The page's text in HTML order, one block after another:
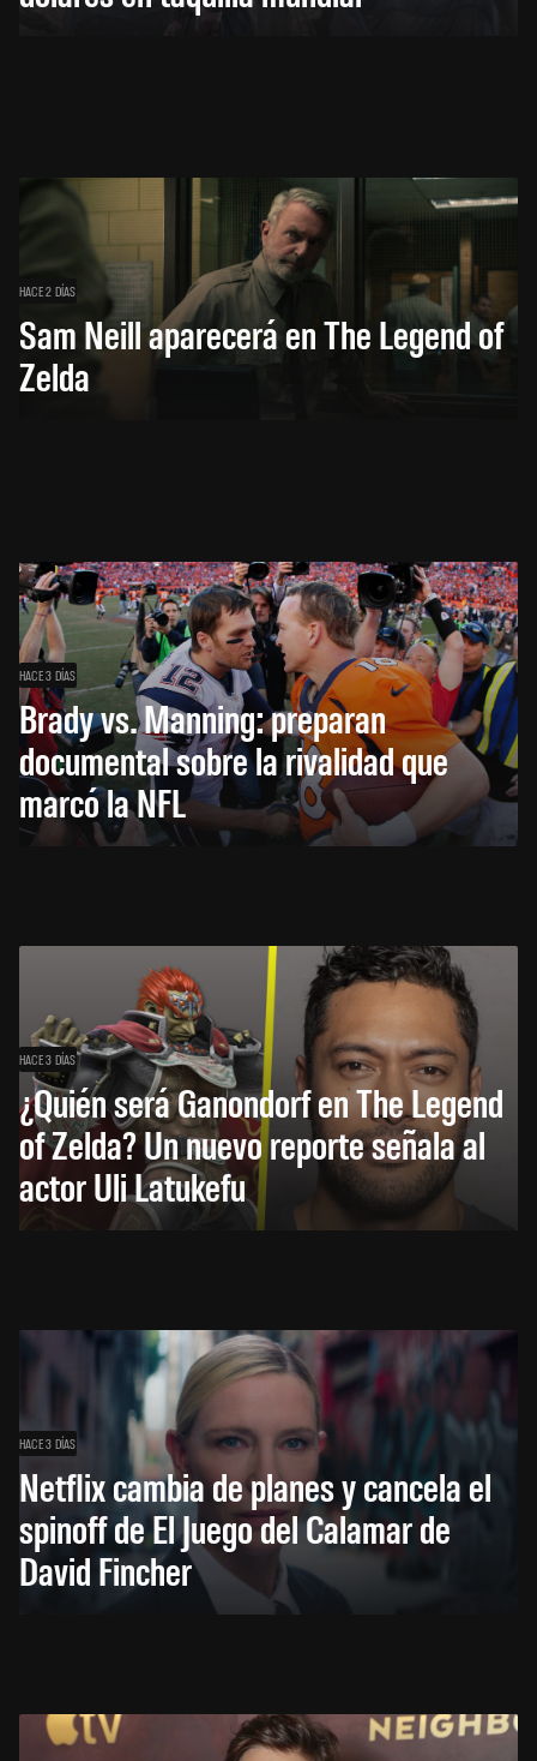
HACE 2 DÍAS
Sam Neill aparecerá en The Legend of
Zelda
HACE 3 DÍAS
Brady vs. Manning: preparan
documental sobre la rivalidad que
marcó la NFL
HACE 3 DÍAS
¿Quién será Ganondorf en The Legend
of Zelda? Un nuevo reporte señala al
actor Uli Latukefu
HACE 3 DÍAS
Netflix cambia de planes y cancela el
spinoff de El Juego del Calamar de
David Fincher